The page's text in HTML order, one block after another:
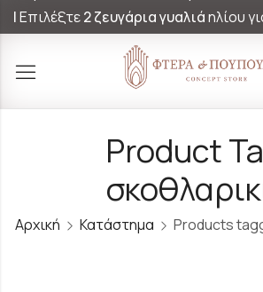
|Επιλέξτε2 ζευγάρια γυαλιάηλίου
Product
Αρχική Κατάστημα Products